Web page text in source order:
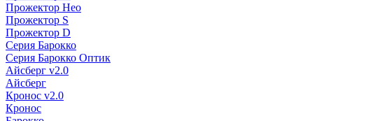
Прожектор Нео
Прожектор S
Прожектор D
Серия Барокко
Серия Барокко Оптик
Айсберг v2.0
Айсберг
Кронос v2.0
Кронос